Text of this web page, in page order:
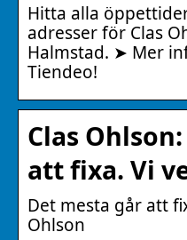
Hitta alla
adresser för Clas
Halmstad. ➤ Mer
Tiendeo!
Clas
att fixa. Vi
Det mesta går att
Ohlson